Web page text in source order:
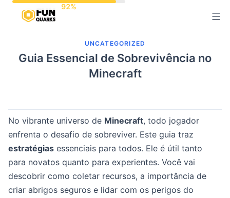
conteúdo
UNCATEGORIZED
Guia Essencial de Sobrevivência no
Minecraft
No vibrante universo de Minecraft, todo jogador
enfrenta o desafio de sobreviver. Este guia traz
estratégias essenciais para todos. Ele é útil tanto
para novatos quanto para experientes. Você vai
descobrir como coletar recursos, a importância de
criar abrigos seguros e lidar com os perigos do